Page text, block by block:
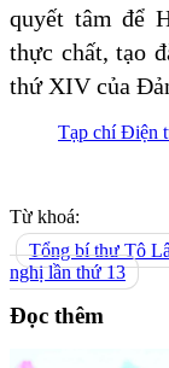
quyết tâm để
thực chất, tạo
thứ XIV của
Tạp chí Điện
Từ khoá:
Tổng bí thư Tô
nghị lần thứ 13
Đọc thêm